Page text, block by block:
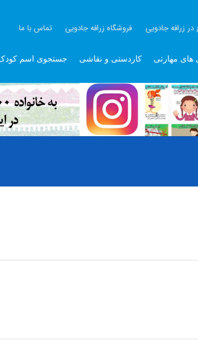
در زرافه جادویی فروشگاه زرافه جادویی تماس با ما
های مهارتی کاردستی و نقاشی جستجوی اسم